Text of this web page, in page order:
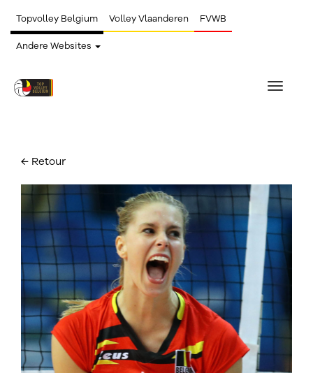
Topvolley Belgium Volley Vlaanderen FVWB
Andere Websites
Toggle
← Retour